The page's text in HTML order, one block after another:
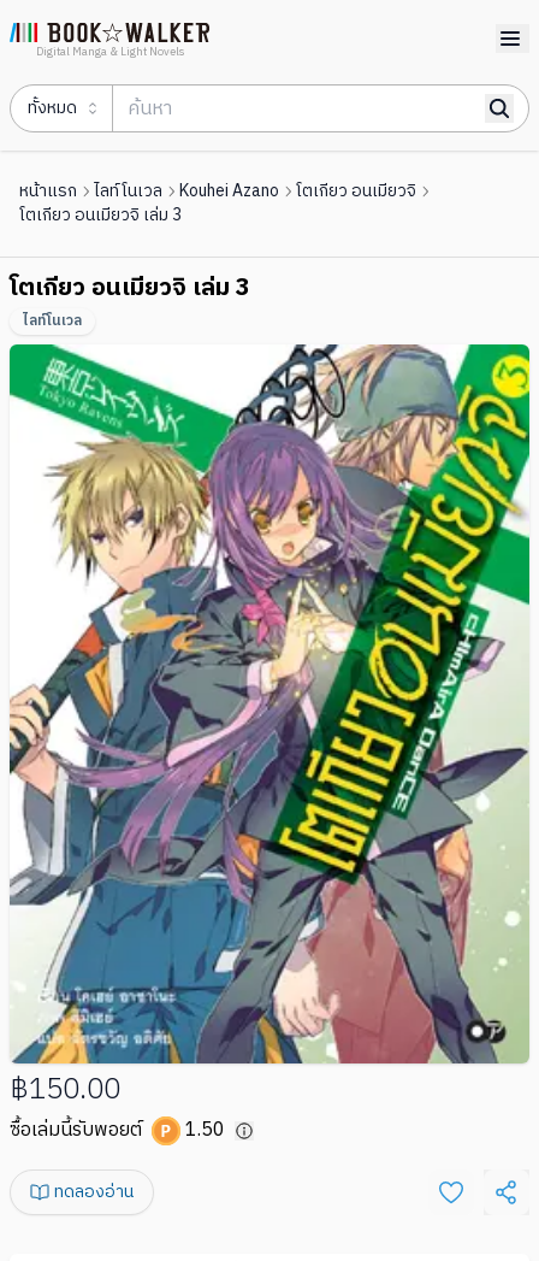
Digital Manga & Light Novels
ทั้งหมด
หน้าแรก ไลท์โนเวล Kouhei Azano
โตเกียว อนเมียวจิ
โตเกียว อนเมียวจิ เล่ม 3
โตเกียว อนเมียวจิ เล่ม 3
ไลท์โนเวล
฿150.00
ซื้อเล่มนี้รับพอยต์ 1.50
ทดลองอ่าน